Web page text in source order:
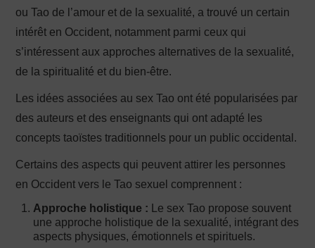
ou Tao de l’amour et de la sexualité, a trouvé un certain
intérêt en Occident, notamment parmi ceux qui
s’intéressent aux approches alternatives de la sexualité,
de la spiritualité et du bien-être.
Les idées associées au sex Tao ont été popularisées par
des auteurs et des enseignants qui ont adapté les
concepts taoïstes traditionnels pour un public occidental.
Certains des aspects qui peuvent attirer les personnes
en Occident vers le Tao sexuel comprennent :
Approche holistique : Le sex Tao propose souvent
une approche holistique de la sexualité, intégrant des
aspects physiques, émotionnels et spirituels.